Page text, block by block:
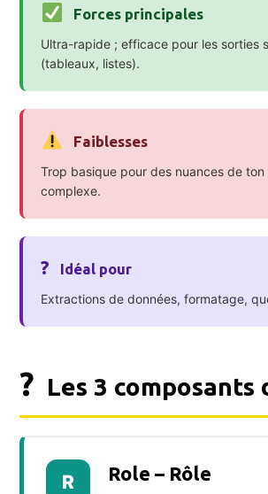
Forces principales
Ultra-rapide ; efficace pour les sorties
(tableaux, listes).
Faiblesses
Trop basique pour des nuances de
complexe.
? Idéal pour
Extractions de données, formatage,
? Les 3 composants
R Role – Rôle